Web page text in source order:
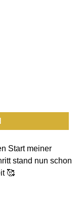
Start meiner
stand nun schon
🥰